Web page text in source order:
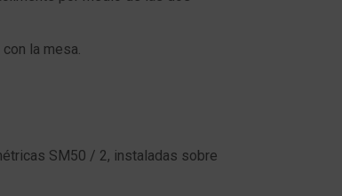
la mesa.
SM50 / 2, instaladas sobre